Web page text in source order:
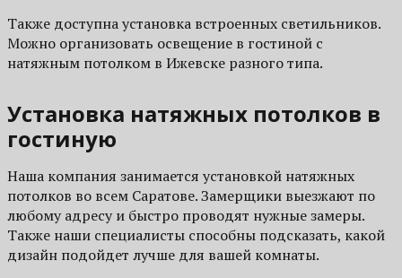
Также доступна установка встроенных светильников.
Можно организовать освещение в гостиной с
натяжным потолком в Ижевске разного типа.
Установка натяжных потолков в
гостиную
Наша компания занимается установкой натяжных
потолков во всем Саратове. Замерщики выезжают по
любому адресу и быстро проводят нужные замеры.
Также наши специалисты способны подсказать, какой
дизайн подойдет лучше для вашей комнаты.